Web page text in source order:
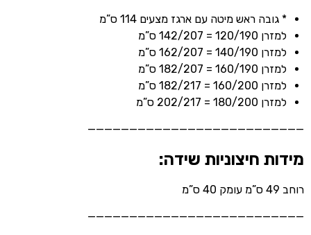
* גובה ראש מיטה עם ארגז מצעים 114 ס”מ
למזרן 120/190 = 142/207 ס”מ
למזרן 140/190 = 162/207 ס”מ
למזרן 160/190 = 182/207 ס”מ
למזרן 160/200 = 182/217 ס”מ
למזרן 180/200 = 202/217 ס”מ
——————————————————————————
מידות חיצוניות שידה:
רוחב 49 ס”מ עומק 40 ס”מ
——————————————————————————